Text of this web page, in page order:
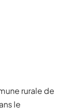
rurale de
le